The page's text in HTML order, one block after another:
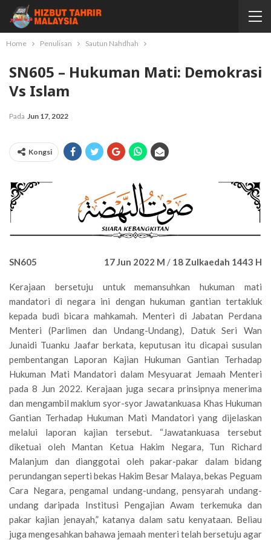
Home Penulisan Sautun Nahdhah
SN605 – Hukuman Mati: Demokrasi
Vs Islam
Pada Jun 17, 2022
Kongsi
SN605 17 Jun 2022 M / 18 Zulkaedah 1443 H
Kerajaan bersetuju untuk memansuhkan hukuman mati
mandatori di negara ini dengan hukuman gantian tertakluk
kepada budi bicara mahkamah. Menteri di Jabatan Perdana
Menteri (Parlimen dan Undang-Undang), Datuk Seri Wan
Junaidi Tuanku Jaafar berkata, keputusan itu dicapai susulan
pembentangan Laporan Kajian Hukuman Gantian Terhadap
Hukuman Mati Mandatori dalam Mesyuarat Jemaah Menteri
pada 8 Jun 2022. Kerajaan juga secara prinsipnya menerima
dan mengambil maklum syor-syor Jawatankuasa Khas Hukuman
Gantian Terhadap Hukuman Mati Mandatori yang dijelaskan
melalui laporan kajian tersebut. “Jawatankuasa tersebut
diketuai oleh Mantan Ketua Hakim Negara, Tun Richard
Malanjum dan dianggotai oleh pakar-pakar dalam bidang
perundangan seperti bekas Hakim Besar Malaya, bekas Peguam
Cara Negara, pengamal undang-undang, pensyarah undang-
undang daripada Institusi Pengajian Awam terkemuka dan
pakar kajian jenayah,” katanya dalam satu kenyataan. Beliau
juga mengesahkan bahawa jemaah menteri telah bersetuju agar